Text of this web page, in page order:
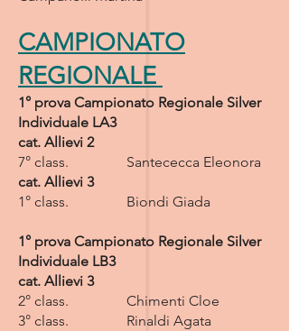
CAMPIONATO
REGIONALE
1° prova Campionato Regionale Silver
Individuale LA3
cat. Allievi 2
7° class. Santececca Eleonora
cat. Allievi 3
1° class. Biondi Giada
1° prova Campionato Regionale Silver
Individuale LB3
cat. Allievi 3
2° class. Chimenti Cloe
3° class. Rinaldi Agata